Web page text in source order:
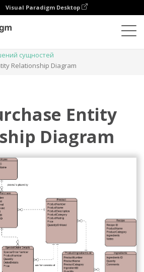
Visual Paradigm Desktop
сущностей
Relationship Diagram
Entity
Diagram